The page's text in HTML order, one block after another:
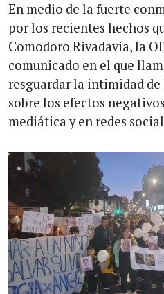
En medio de la fuerte
por los recientes hechos
Comodoro Rivadavia, la
comunicado en el que
resguardar la intimidad
sobre los efectos
mediática y en redes